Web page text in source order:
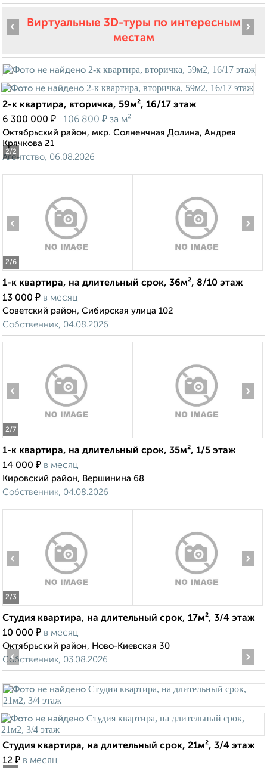
Виртуальные 3D-туры по интересным
местам
2/2
‹ ›
2-к квартира, вторичка, 59м², 16/17 этаж
6 300 000 ₽ 106 800 ₽ за м²
Октябрьский район, мкр. Солненчная Долина, Андрея
Крячкова 21
Агентство, 06.08.2026
2/6
‹ ›
1-к квартира, на длительный срок, 36м², 8/10 этаж
13 000 ₽ в месяц
Советский район, Сибирская улица 102
Собственник, 04.08.2026
2/7
‹ ›
1-к квартира, на длительный срок, 35м², 1/5 этаж
14 000 ₽ в месяц
Кировский район, Вершинина 68
Собственник, 04.08.2026
2/3
‹ ›
Студия квартира, на длительный срок, 17м², 3/4 этаж
10 000 ₽ в месяц
Октябрьский район, Ново-Киевская 30
Собственник, 03.08.2026
‹ ›
Студия квартира, на длительный срок, 21м², 3/4 этаж
12 ₽ в месяц